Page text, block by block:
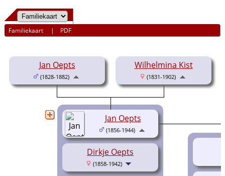
Familiekaart | PDF
Jan Oepts
(1828-1882)
Wilhelmina Kist
(1831-1902)
Dirkje Oepts
(1858-1942)
Jan Oepts
(1856-1944)